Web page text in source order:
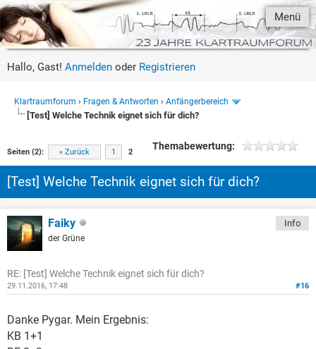
Menü
Hallo, Gast! Anmelden oder Registrieren
Klartraumforum › Fragen & Antworten › Anfängerbereich
[Test] Welche Technik eignet sich für dich?
Seiten (2): « Zurück 1 2
Themabewertung:
[Test] Welche Technik eignet sich für dich?
Faiky
der Grüne
Info
RE: [Test] Welche Technik eignet sich für dich?
#16
29.11.2016, 17:48
Danke Pygar. Mein Ergebnis:
KB 1+1